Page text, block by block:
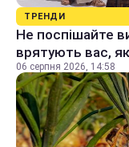
ТРЕНДИ
Не поспішайте
врятують вас,
06 серпня 2026, 14:58